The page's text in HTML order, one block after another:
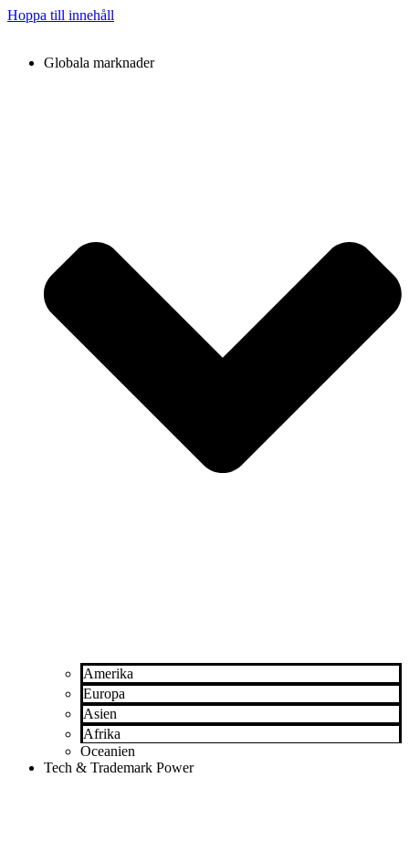
Hoppa till innehåll
Globala marknader
Amerika
Europa
Asien
Afrika
Oceanien
Tech & Trademark Power